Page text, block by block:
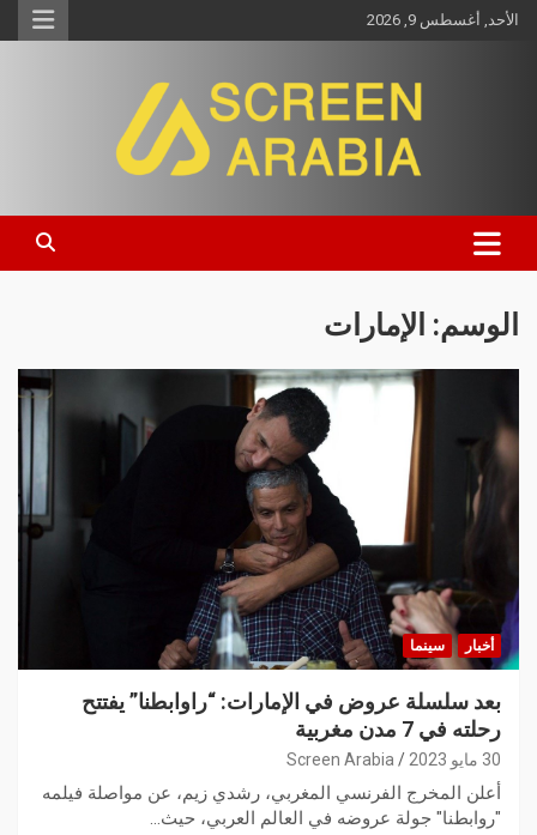
الأحد, أغسطس 9, 2026
Screen Arabia
الوسم: الإمارات
أخبار سينما
بعد سلسلة عروض في الإمارات: “راوابطنا” يفتتح
رحلته في 7 مدن مغربية
30 مايو 2023 Screen Arabia
أعلن المخرج الفرنسي المغربي، رشدي زيم، عن مواصلة فيلمه
"روابطنا" جولة عروضه في العالم العربي، حيث…